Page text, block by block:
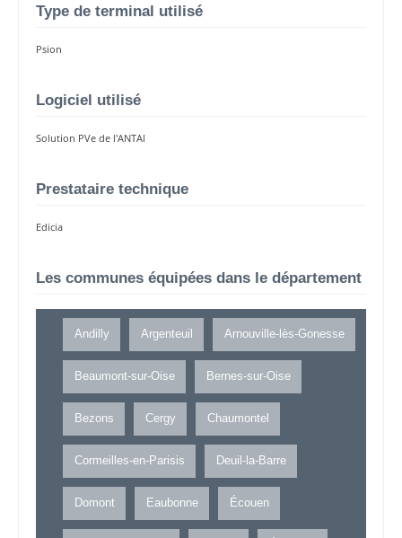
Type de terminal utilisé
Psion
Logiciel utilisé
Solution PVe de l'ANTAI
Prestataire technique
Edicia
Les communes équipées dans le département
Andilly Argenteuil Arnouville-lès-Gonesse
Beaumont-sur-Oise Bernes-sur-Oise
Bezons Cergy Chaumontel
Cormeilles-en-Parisis Deuil-la-Barre
Domont Eaubonne Écouen